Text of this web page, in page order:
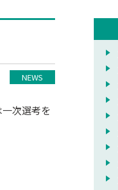
NEWS
次選考を